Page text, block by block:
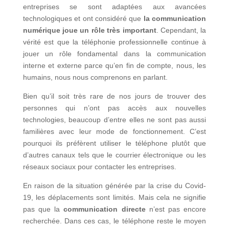
entreprises se sont adaptées aux avancées
technologiques et ont considéré que la communication
numérique joue un rôle très important. Cependant, la
vérité est que la téléphonie professionnelle continue à
jouer un rôle fondamental dans la communication
interne et externe parce qu’en fin de compte, nous, les
humains, nous nous comprenons en parlant.
Bien qu’il soit très rare de nos jours de trouver des
personnes qui n’ont pas accès aux nouvelles
technologies, beaucoup d’entre elles ne sont pas aussi
familières avec leur mode de fonctionnement. C’est
pourquoi ils préfèrent utiliser le téléphone plutôt que
d’autres canaux tels que le courrier électronique ou les
réseaux sociaux pour contacter les entreprises.
En raison de la situation générée par la crise du Covid-
19, les déplacements sont limités. Mais cela ne signifie
pas que lacommunication directen’est pas encore
recherchée. Dans ces cas, le téléphone reste le moyen